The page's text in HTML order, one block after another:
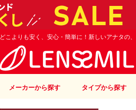
どこよりも安く、安心・簡単に！新しいアナタの
メーカーから探す タイプから探す